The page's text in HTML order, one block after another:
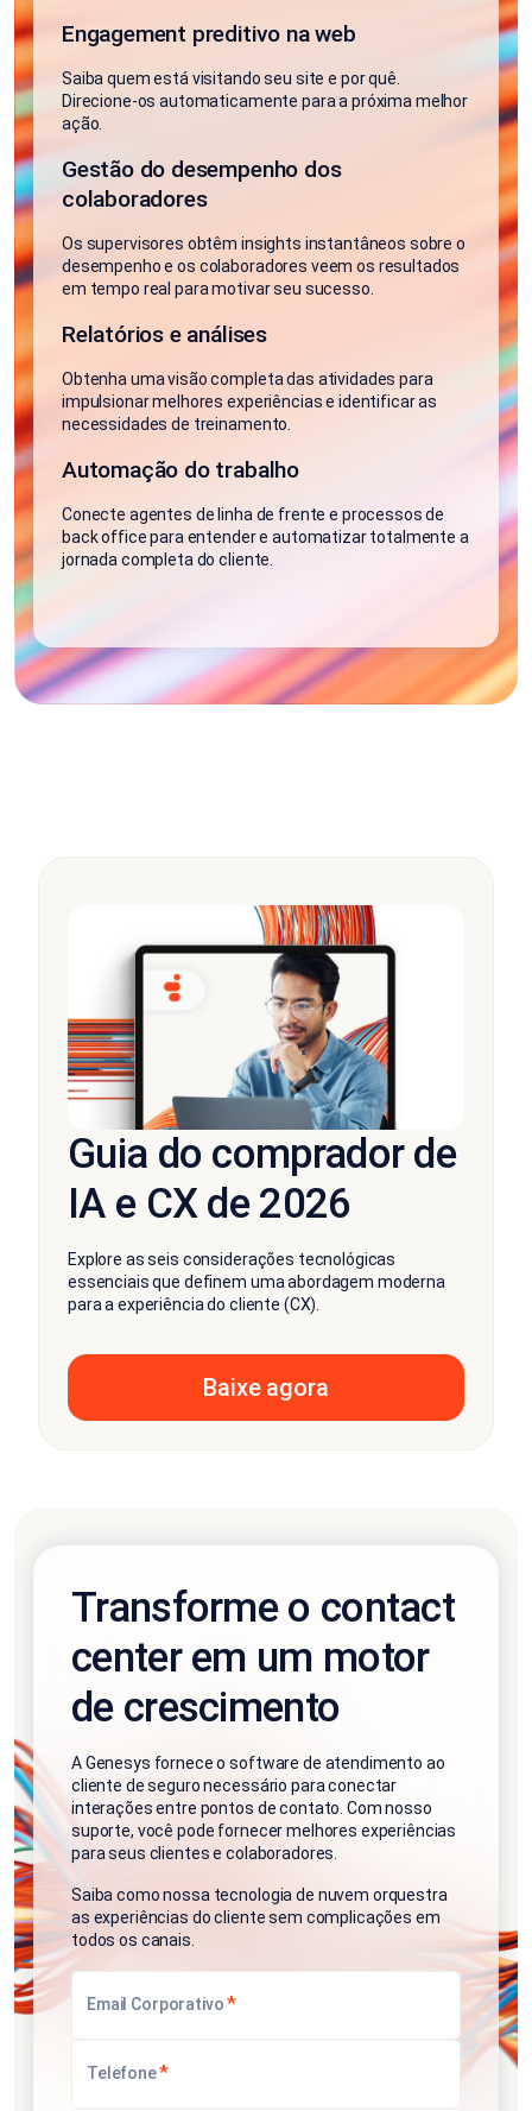
Engagement preditivo na web
Saiba quem está visitando seu site e por quê.
Direcione-os automaticamente para a próxima melhor
ação.
Gestão do desempenho dos
colaboradores
Os supervisores obtêm insights instantâneos sobre o
desempenho e os colaboradores veem os resultados
em tempo real para motivar seu sucesso.
Relatórios e análises
Obtenha uma visão completa das atividades para
impulsionar melhores experiências e identificar as
necessidades de treinamento.
Automação do trabalho
Conecte agentes de linha de frente e processos de
back office para entender e automatizar totalmente a
jornada completa do cliente.
Guia do comprador de
IA e CX de 2026
Explore as seis considerações tecnológicas
essenciais que definem uma abordagem moderna
para a experiência do cliente (CX).
Baixe agora
Transforme o contact
center em um motor
de crescimento
A Genesys fornece o software de atendimento ao
cliente de seguro necessário para conectar
interações entre pontos de contato. Com nosso
suporte, você pode fornecer melhores experiências
para seus clientes e colaboradores.
Saiba como nossa tecnologia de nuvem orquestra
as experiências do cliente sem complicações em
todos os canais.
Email Corporativo*
Telefone*